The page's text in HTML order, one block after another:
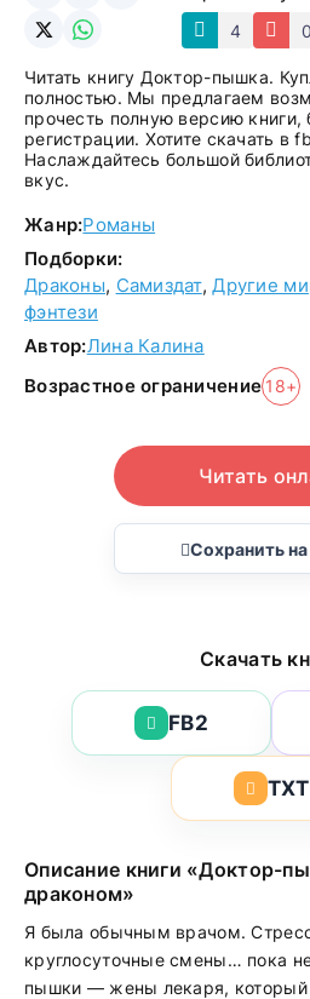
4
0
Читать книгу Доктор-пышка.
полностью. Мы предлагаем
прочесть полную версию книги,
регистрации. Хотите скачать в
Наслаждайтесь большой
вкус.
Жанр:Романы
Подборки:
Драконы, Самиздат,Другие
фэнтези
Автор:Лина Калина
Возрастное ограничение 18+
Читать
Сохранить
Скачать
FB2
TXT
Описание книги «Доктор-
драконом»
Я была обычным врачом.
круглосуточные смены… пока
пышки — жены лекаря,